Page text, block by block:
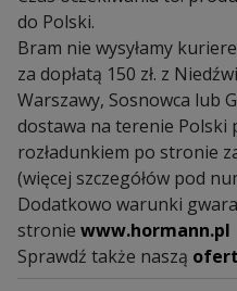
do Polski.
Bram nie wysyłamy
za dopłatą 150 zł. z
Warszawy, Sosnowca lub
dostawa na terenie Polski
rozładunkiem po stronie
(więcej szczegółów pod
Dodatkowo warunki
stronie www.hormann.pl
Sprawdź także naszą